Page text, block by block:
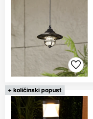
+ količinski popust